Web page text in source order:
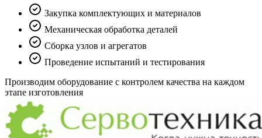
Закупка комплектующих и материалов
Механическая обработка деталей
Сборка узлов и агрегатов
Проведение испытаний и тестирования
Производим оборудование с контролем качества на каждом
этапе изготовления